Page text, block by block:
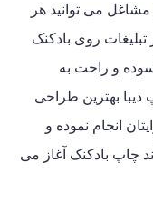
می توانید هر
تبلیغات روی بادکنک
و راحت به
دیبا بهترین طراحی
انجام نموده و
چاپ بادکنک آغاز می